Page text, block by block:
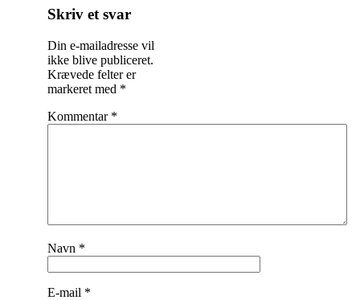
Skriv et svar
Din e-mailadresse vil
ikke blive publiceret.
Krævede felter er
markeret med *
Kommentar *
Navn *
E-mail *